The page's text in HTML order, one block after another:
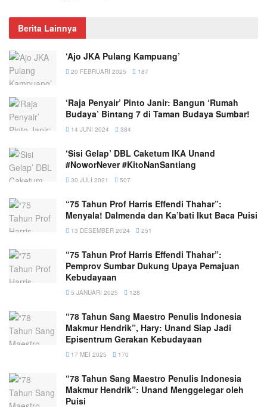
Berita Lainnya
‘Ajo JKA Pulang Kampuang’
20 FEBRUARI 2025 187
‘Raja Penyair’ Pinto Janir: Bangun ‘Rumah
Budaya’ Bintang 7 di Taman Budaya Sumbar!
14 JUNI 2024 384
‘Sisi Gelap’ DBL Caketum IKA Unand
#NoworNever #KitoNanSantiang
30 JULI 2021 507
“75 Tahun Prof Harris Effendi Thahar”:
Menyala! Dalmenda dan Ka’bati Ikut Baca Puisi
13 DESEMBER 2024 251
“75 Tahun Prof Harris Effendi Thahar”:
Pemprov Sumbar Dukung Upaya Pemajuan
Kebudayaan
5 JANUARI 2025 128
“78 Tahun Sang Maestro Penulis Indonesia
Makmur Hendrik”, Hary: Unand Siap Jadi
Episentrum Gerakan Kebudayaan
17 MEI 2025 170
“78 Tahun Sang Maestro Penulis Indonesia
Makmur Hendrik”: Unand Menggelegar oleh
Puisi